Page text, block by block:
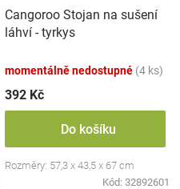
Cangoroo Stojan na sušení
láhví - tyrkys
momentálně nedostupné (4 ks)
392 Kč
Do košíku
Rozměry: 57,3 x 43,5 x 67 cm
Kód: 32892601